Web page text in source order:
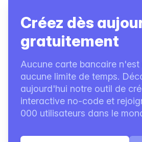
Créez dès
gratuitement
Aucune carte bancaire n'est
aucune limite de temps.
aujourd'hui notre outil de
interactive no-code et
000 utilisateurs dans le